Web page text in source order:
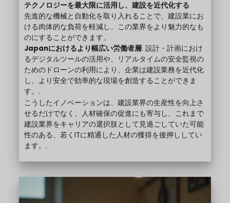
テクノロジーを最大限に活用し、建設を近代化する
先進的な機械と自動化を取り入れることで、建設業にお
ける肉体的な負荷を軽減し、この業界をより魅力的なも
のにすることができます。
Japanにおけるより幅広い労働者層. 設計・計画におけ
るデジタルツールの活用や、リアルタイムの安全監視の
ためのドローンの利用により、企業は建設業務を近代化
し、より安全で効率的な現場を創造することができま
す。.
こうしたイノベーションは、建設業界の生産性を向上さ
せるだけでなく、人材確保の促進にも寄与し、これまで
建設業界をキャリアの選択肢として見過ごしていた可能
性のある、若くITに精通した人材の獲得を後押ししてい
ます。.